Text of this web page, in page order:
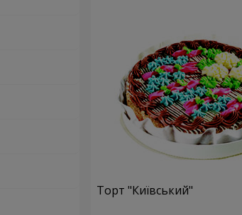
Торт "Київський"